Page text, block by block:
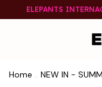
ELEPANTS
Home . NEW IN -